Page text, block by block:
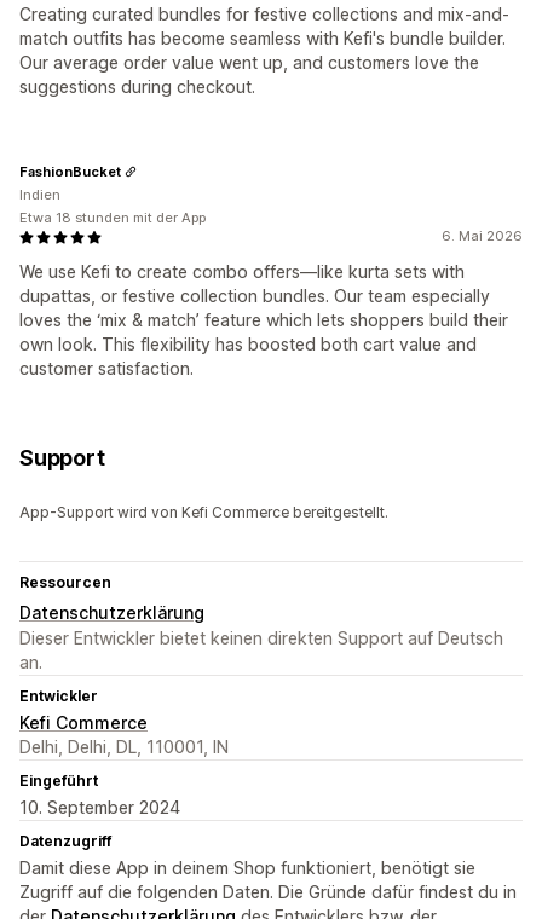
Creating curated bundles for festive collections and mix-and-
match outfits has become seamless with Kefi's bundle builder.
Our average order value went up, and customers love the
suggestions during checkout.
6. Mai 2026
We use Kefi to create combo offers—like kurta sets with
dupattas, or festive collection bundles. Our team especially
loves the ‘mix & match’ feature which lets shoppers build their
own look. This flexibility has boosted both cart value and
customer satisfaction.
FashionBucket
Indien
Etwa 18 stunden mit der App
Support
App-Support wird von Kefi Commerce bereitgestellt.
Ressourcen
Datenschutzerklärung
Dieser Entwickler bietet keinen direkten Support auf Deutsch
an.
Entwickler
Kefi Commerce
Delhi, Delhi, DL, 110001, IN
Eingeführt
10. September 2024
Datenzugriff
Damit diese App in deinem Shop funktioniert, benötigt sie
Zugriff auf die folgenden Daten. Die Gründe dafür findest du in